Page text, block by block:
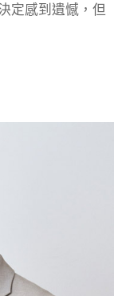
定感到遺憾，但